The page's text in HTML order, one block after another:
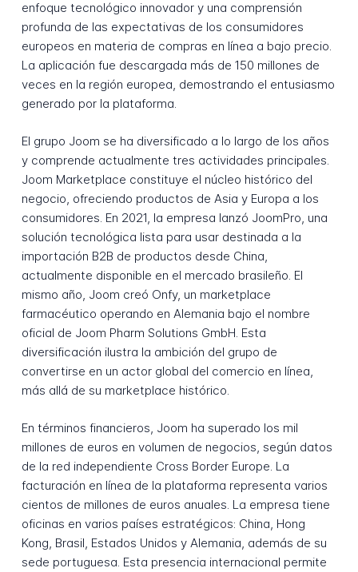
enfoque tecnológico innovador y una comprensión
profunda de las expectativas de los consumidores
europeos en materia de compras en línea a bajo precio.
La aplicación fue descargada más de 150 millones de
veces en la región europea, demostrando el entusiasmo
generado por la plataforma.
El grupo Joom se ha diversificado a lo largo de los años
y comprende actualmente tres actividades principales.
Joom Marketplace constituye el núcleo histórico del
negocio, ofreciendo productos de Asia y Europa a los
consumidores. En 2021, la empresa lanzó JoomPro, una
solución tecnológica lista para usar destinada a la
importación B2B de productos desde China,
actualmente disponible en el mercado brasileño. El
mismo año, Joom creó Onfy, un marketplace
farmacéutico operando en Alemania bajo el nombre
oficial de Joom Pharm Solutions GmbH. Esta
diversificación ilustra la ambición del grupo de
convertirse en un actor global del comercio en línea,
más allá de su marketplace histórico.
En términos financieros, Joom ha superado los mil
millones de euros en volumen de negocios, según datos
de la red independiente Cross Border Europe. La
facturación en línea de la plataforma representa varios
cientos de millones de euros anuales. La empresa tiene
oficinas en varios países estratégicos: China, Hong
Kong, Brasil, Estados Unidos y Alemania, además de su
sede portuguesa. Esta presencia internacional permite